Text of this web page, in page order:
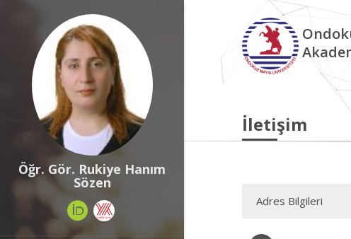
Öğr. Gör. Rukiye Hanım
Sözen
İletişim
Adres Bilgileri